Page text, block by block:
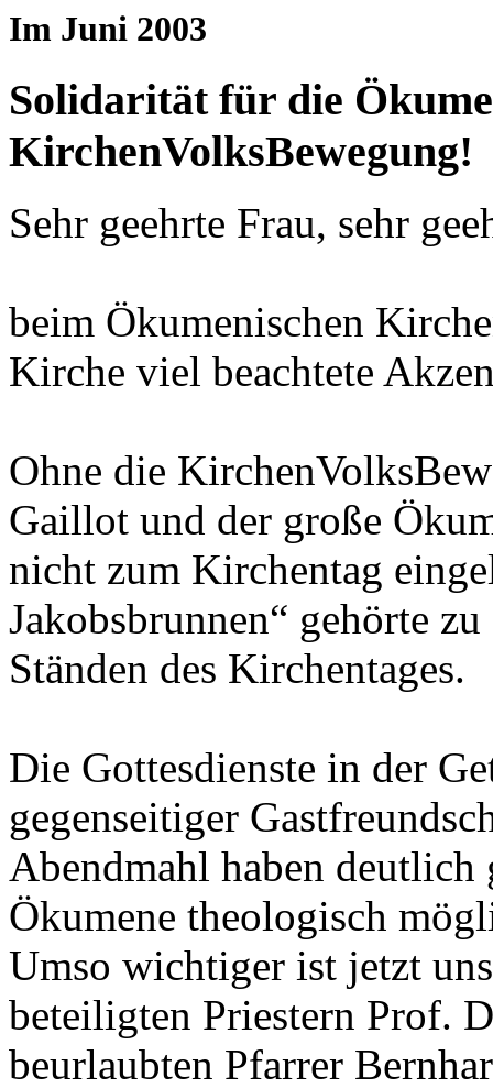
Im Juni 2003
Solidarität für die
KirchenVolksBewegung!
Sehr geehrte Frau, sehr
beim Ökumenischen
Kirche viel beachtete
Ohne die
Gaillot und der große
nicht zum Kirchentag
Jakobsbrunnen“ gehörte
Ständen des Kirchentages.
Die Gottesdienste in der
gegenseitiger
Abendmahl haben deutlich
Ökumene theologisch
Umso wichtiger ist jetzt
beteiligten Priestern Prof.
beurlaubten Pfarrer